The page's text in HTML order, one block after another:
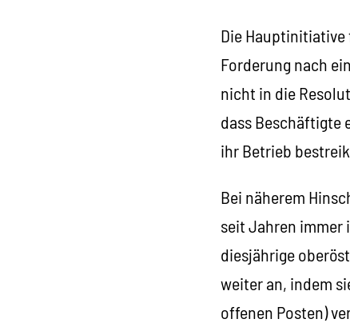
Die Hauptinitiative
Forderung nach
nicht in die
dass Beschäftigte
ihr Betrieb
Bei näherem
seit Jahren immer
diesjährige
weiter an, indem
offenen Posten)